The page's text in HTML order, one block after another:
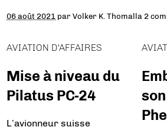
06 août 2021 parVolker K. Thomalla 2
AVIATION D'AFFAIRES
Mise à niveau du
Pilatus PC-24
L’avionneur suisse